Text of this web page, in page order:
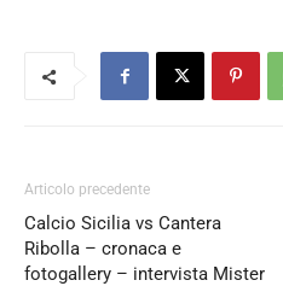
Articolo precedente
Calcio Sicilia vs Cantera
Ribolla – cronaca e
fotogallery – intervista Mister